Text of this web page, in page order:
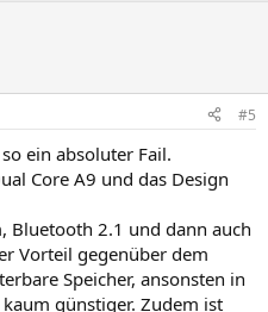
#5
ein absoluter Fail.
Core A9 und das Design
Bluetooth 2.1 und dann auch
Vorteil gegenüber dem
Speicher, ansonsten in
günstiger. Zudem ist